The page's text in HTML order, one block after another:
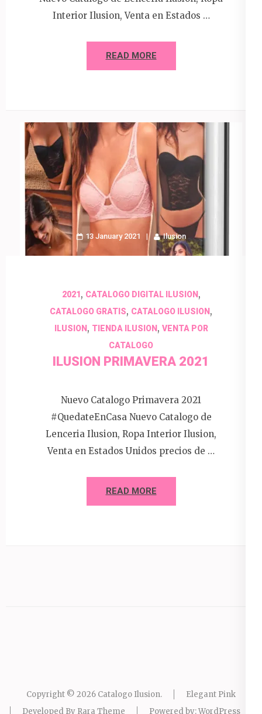
Interior Ilusion, Venta en Estados …
READ MORE
13 January 2021 Ilusion
2021, CATALOGO DIGITAL ILUSION,
CATALOGO GRATIS, CATALOGO ILUSION ,
ILUSION, TIENDA ILUSION, VENTA POR
CATALOGO
ILUSION PRIMAVERA 2021
Nuevo Catalogo Primavera 2021
#QuedateEnCasa Nuevo Catalogo de
Lenceria Ilusion, Ropa Interior Ilusion,
Venta en Estados Unidos precios de …
READ MORE
Copyright © 2026 Catalogo Ilusion.
Elegant Pink
Developed By Rara Theme Powered by:WordPress